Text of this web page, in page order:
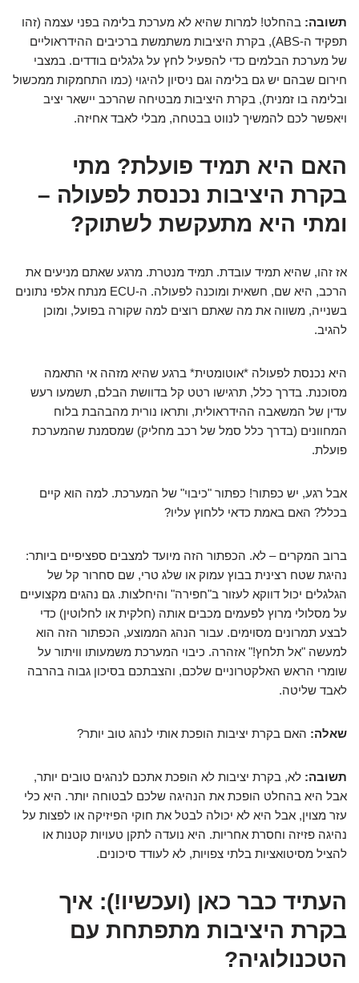
תשובה: בהחלט! למרות שהיא לא מערכת בלימה בפני עצמה (זהו
תפקיד ה-ABS), בקרת היציבות משתמשת ברכיבים ההידראוליים
של מערכת הבלמים כדי להפעיל לחץ על גלגלים בודדים. במצבי
חירום שבהם יש גם בלימה וגם ניסיון להיגוי (כמו התחמקות ממכשול
ובלימה בו זמנית), בקרת היציבות מבטיחה שהרכב יישאר יציב
ויאפשר לכם להמשיך לנווט בבטחה, מבלי לאבד אחיזה.
האם היא תמיד פועלת? מתי
בקרת היציבות נכנסת לפעולה –
ומתי היא מתעקשת לשתוק?
אז זהו, שהיא תמיד עובדת. תמיד מנטרת. מרגע שאתם מניעים את
הרכב, היא שם, חשאית ומוכנה לפעולה. ה-ECU מנתח אלפי נתונים
בשנייה, משווה את מה שאתם רוצים למה שקורה בפועל, ומוכן
להגיב.
היא נכנסת לפעולה *אוטומטית* ברגע שהיא מזהה אי התאמה
מסוכנת. בדרך כלל, תרגישו רטט קל בדוושת הבלם, תשמעו רעש
עדין של המשאבה ההידראולית, ותראו נורית מהבהבת בלוח
המחוונים (בדרך כלל סמל של רכב מחליק) שמסמנת שהמערכת
פועלת.
אבל רגע, יש כפתור! כפתור "כיבוי" של המערכת. למה הוא קיים
בכלל? האם באמת כדאי ללחוץ עליו?
ברוב המקרים – לא. הכפתור הזה מיועד למצבים ספציפיים ביותר:
נהיגת שטח רצינית בבוץ עמוק או שלג טרי, שם סחרור קל של
הגלגלים יכול דווקא לעזור ב"חפירה" והיחלצות. גם נהגים מקצועיים
על מסלולי מרוץ לפעמים מכבים אותה (חלקית או לחלוטין) כדי
לבצע תמרונים מסוימים. עבור הנהג הממוצע, הכפתור הזה הוא
למעשה "אל תלחץ!" אזהרה. כיבוי המערכת משמעותו וויתור על
שומרי הראש האלקטרוניים שלכם, והצבתכם בסיכון גבוה בהרבה
לאבד שליטה.
שאלה: האם בקרת יציבות הופכת אותי לנהג טוב יותר?
תשובה: לא, בקרת יציבות לא הופכת אתכם לנהגים טובים יותר,
אבל היא בהחלט הופכת את הנהיגה שלכם לבטוחה יותר. היא כלי
עזר מצוין, אבל היא לא יכולה לבטל את חוקי הפיזיקה או לפצות על
נהיגה פזיזה וחסרת אחריות. היא נועדה לתקן טעויות קטנות או
להציל מסיטואציות בלתי צפויות, לא לעודד סיכונים.
העתיד כבר כאן (ועכשיו!): איך
בקרת היציבות מתפתחת עם
הטכנולוגיה?